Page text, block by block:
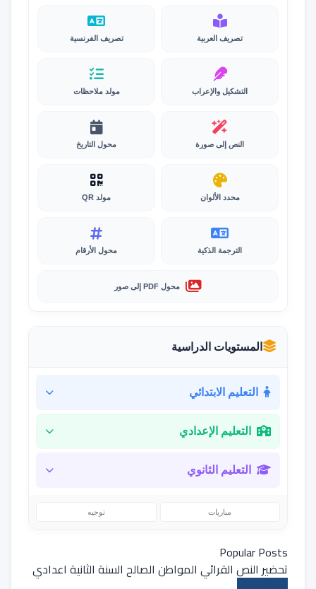
تصريف العربية تصريف الفرنسية
التشكيل والإعراب مولد ملاحظات
النص إلى صورة محول التاريخ
محدد الألوان مولد QR
الترجمة الذكية محول الأرقام
محول PDF إلى صور
المستويات الدراسية
التعليم الابتدائي
التعليم الإعدادي
التعليم الثانوي
مباريات توجيه
Popular Posts
تحضير النص القرائي المواطن الصالح السنة الثانية اعدادي